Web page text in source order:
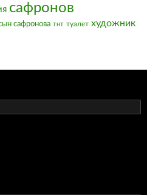
сафронов
сафронова тнт туалет художник